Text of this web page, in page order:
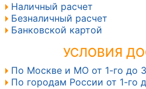
Наличный расчет
Безналичный расчет
Банковской картой
УСЛОВИЯ
По Москве и МО от 1-го до
По городам России от 1-го